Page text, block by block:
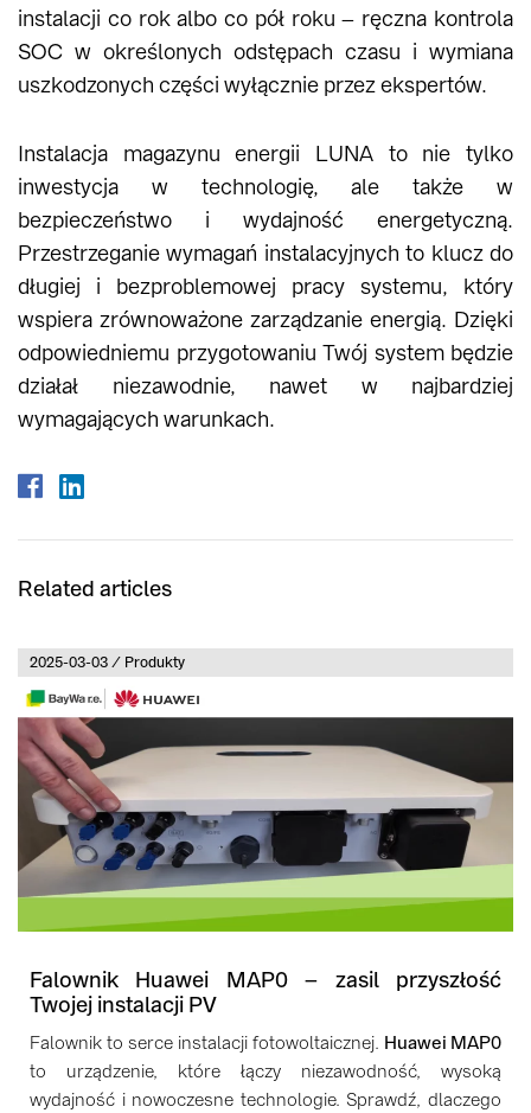
instalacji co rok albo co pół roku – ręczna kontrola
SOC w określonych odstępach czasu i wymiana
uszkodzonych części wyłącznie przez ekspertów.
Instalacja magazynu energii LUNA to nie tylko
inwestycja w technologię, ale także w
bezpieczeństwo i wydajność energetyczną.
Przestrzeganie wymagań instalacyjnych to klucz do
długiej i bezproblemowej pracy systemu, który
wspiera zrównoważone zarządzanie energią. Dzięki
odpowiedniemu przygotowaniu Twój system będzie
działał niezawodnie, nawet w najbardziej
wymagających warunkach.
Related articles
2025-03-03 / Produkty
Falownik Huawei MAP0 – zasil przyszłość
Twojej instalacji PV
Falownik to serce instalacji fotowoltaicznej. Huawei MAP0
to urządzenie, które łączy niezawodność, wysoką
wydajność i nowoczesne technologie. Sprawdź, dlaczego